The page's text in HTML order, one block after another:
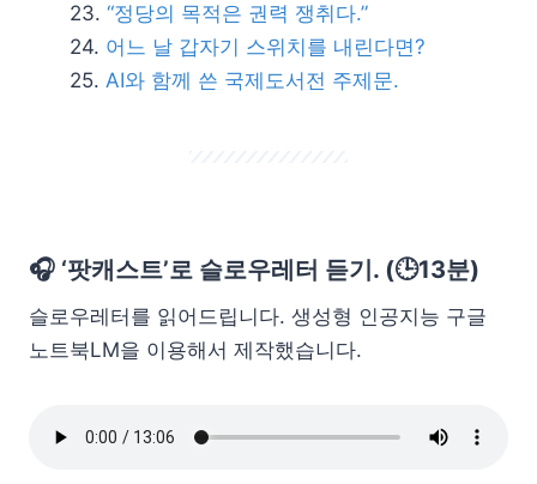
“정당의 목적은 권력 쟁취다.”
어느 날 갑자기 스위치를 내린다면?
AI와 함께 쓴 국제도서전 주제문.
🎧 ‘팟캐스트’로 슬로우레터 듣기. (🕒13분)
슬로우레터를 읽어드립니다. 생성형 인공지능 구글
노트북LM을 이용해서 제작했습니다.